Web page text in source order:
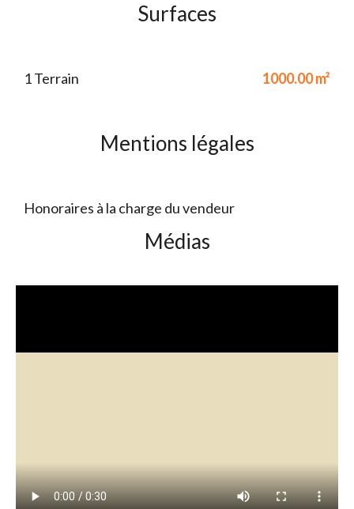
Surfaces
1 Terrain 1000.00 m²
Mentions légales
Honoraires à la charge du vendeur
Médias